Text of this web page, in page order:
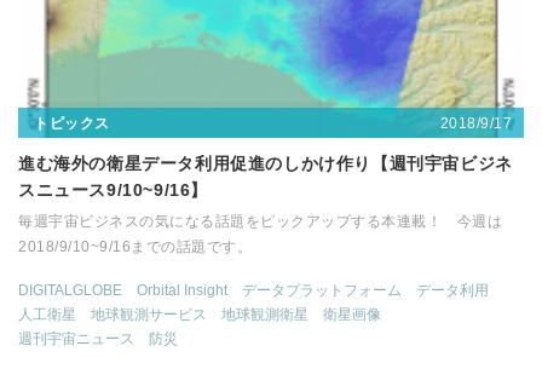
トピックス 2018/9/17
進む海外の衛星データ利用促進のしかけ作り【週刊宇宙ビジネ
スニュース9/10~9/16】
毎週宇宙ビジネスの気になる話題をピックアップする本連載！ 今週は
2018/9/10~9/16までの話題です。
DIGITALGLOBE Orbital Insight データプラットフォーム
データ利用
人工衛星
地球観測サービス 地球観測衛星
衛星画像
週刊宇宙ニュース
防災